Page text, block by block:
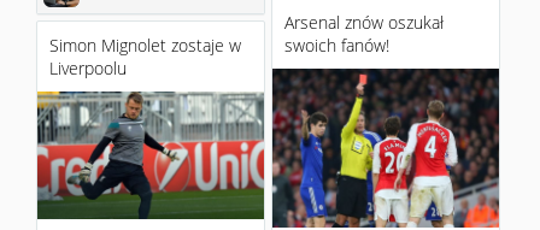
Arsenal znów oszukał
swoich fanów!
Simon Mignolet zostaje w
Liverpoolu